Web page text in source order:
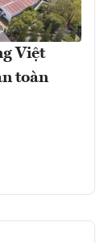
Việt
toàn